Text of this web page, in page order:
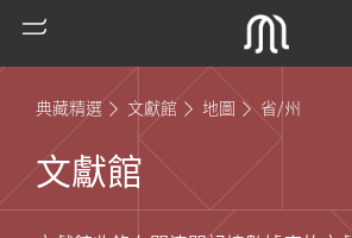
典藏精選 文獻館 地圖 省/州
文獻館